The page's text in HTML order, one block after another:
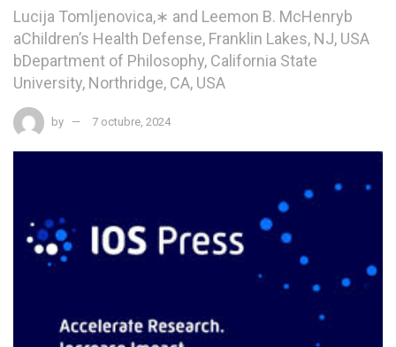
Lucija Tomljenovica,∗ and Leemon B. McHenryb
aChildren’s Health Defense, Franklin Lakes, NJ, USA
bDepartment of Philosophy, California State
University, Northridge, CA, USA
by 7 octubre, 2024